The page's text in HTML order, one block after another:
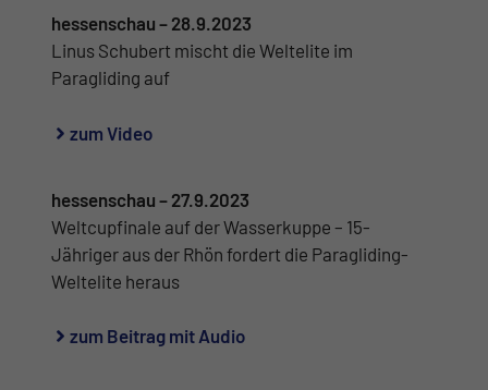
hessenschau – 28.9.2023
Linus Schubert mischt die Weltelite im
Paragliding auf
zum Video
hessenschau – 27.9.2023
Weltcupfinale auf der Wasserkuppe – 15-
Jähriger aus der Rhön fordert die Paragliding-
Weltelite heraus
zum Beitrag mit Audio